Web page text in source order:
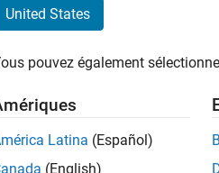
d'offre
Les
United States
pouvez également
Latina (Español)
(English)